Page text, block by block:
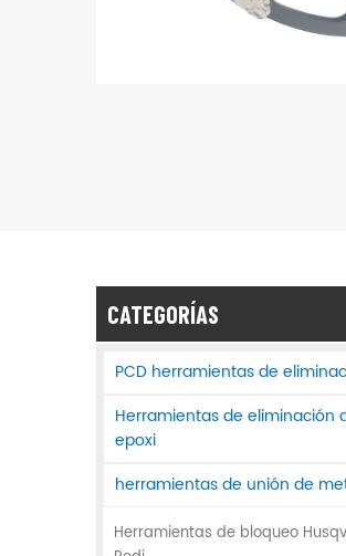
CATEGORÍAS
PCD herramientas de
Herramientas de eliminación
epoxi
herramientas de unión de
Herramientas de bloqueo